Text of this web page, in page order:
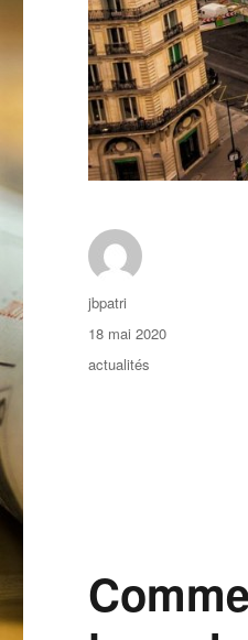
Auteur
jbpatri
Publié
18 mai 2020
Catégories
actualités